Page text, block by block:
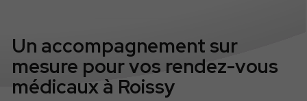
Un accompagnement sur
mesure pour vos rendez-vous
médicaux à Roissy